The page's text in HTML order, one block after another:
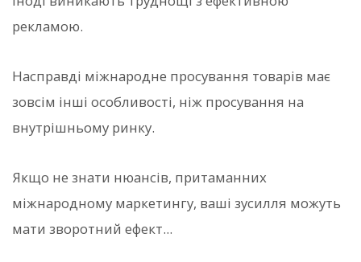
рекламою.
Насправді міжнародне просування товарів має
зовсім інші особливості, ніж просування на
внутрішньому ринку.
Якщо не знати нюансів, притаманних
міжнародному маркетингу, ваші зусилля можуть
мати зворотний ефект...